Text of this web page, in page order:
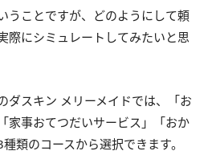
うことですが、どのようにして頼
際にシミュレートしてみたいと思
ダスキン メリーメイドでは、「お
家事おてつだいサービス」「おか
類のコースから選択できます。